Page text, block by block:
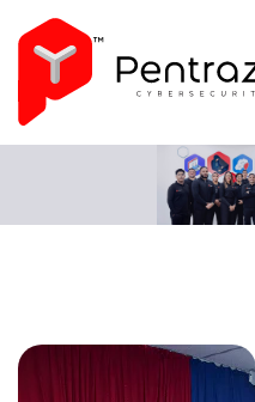
Sobre Nosotros